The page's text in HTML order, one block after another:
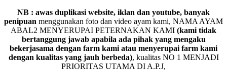
NB : awas duplikasi website, iklan dan youtube, banyak
penipuan menggunakan foto dan video ayam kami, NAMA AYAM
ABAL2 MENYERUPAI PETERNAKAN KAMI (kami tidak
bertanggung jawab apabila ada pihak yang mengaku
bekerjasama dengan farm kami atau menyerupai farm kami
dengan kualitas yang jauh berbeda), kualitas NO 1 MENJADI
PRIORITAS UTAMA DI A.P.J,